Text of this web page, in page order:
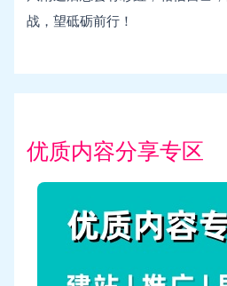
战，望砥砺前行！
优质内容分享专区